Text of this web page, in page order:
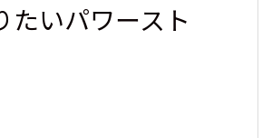
たいパワースト